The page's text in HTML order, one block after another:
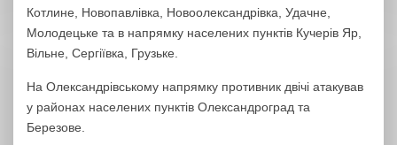
Котлине, Новопавлівка, Новоолександрівка, Удачне,
Молодецьке та в напрямку населених пунктів Кучерів Яр,
Вільне, Сергіївка, Грузьке.
На Олександрівському напрямку противник двічі атакував
у районах населених пунктів Олександроград та
Березове.